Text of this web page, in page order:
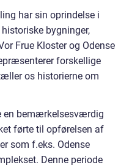
har sin oprindelse i
bygninger,
Frue Kloster og Odense
forskellige
os historierne om
en bemærkelsesværdig
førte til opførelsen af
som f.eks. Odense
Denne periode